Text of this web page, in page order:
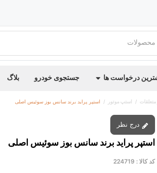
محصولات
درخواست ها جستجوی خودرو بلاگ
متعلقات استپ موتور استپر پراید برند سانس بوز سوئیس اصلی
استپر پراید برند سانس بوز سوئیس اصلی
کد کالا : 224719